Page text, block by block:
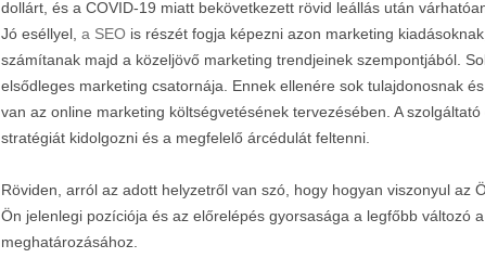
dollárt, és a COVID-19 miatt bekövetkezett rövid leállás után
Jó eséllyel, a SEO is részét fogja képezni azon marketing
számítanak majd a közeljövő marketing trendjeinek szempontjából.
elsődleges marketing csatornája. Ennek ellenére sok tulajdonosnak
van az online marketing költségvetésének tervezésében. A
stratégiát kidolgozni és a megfelelő árcédulát feltenni.
Röviden, arról az adott helyzetről van szó, hogy hogyan viszonyul az
Ön jelenlegi pozíciója és az előrelépés gyorsasága a legfőbb változó
meghatározásához.